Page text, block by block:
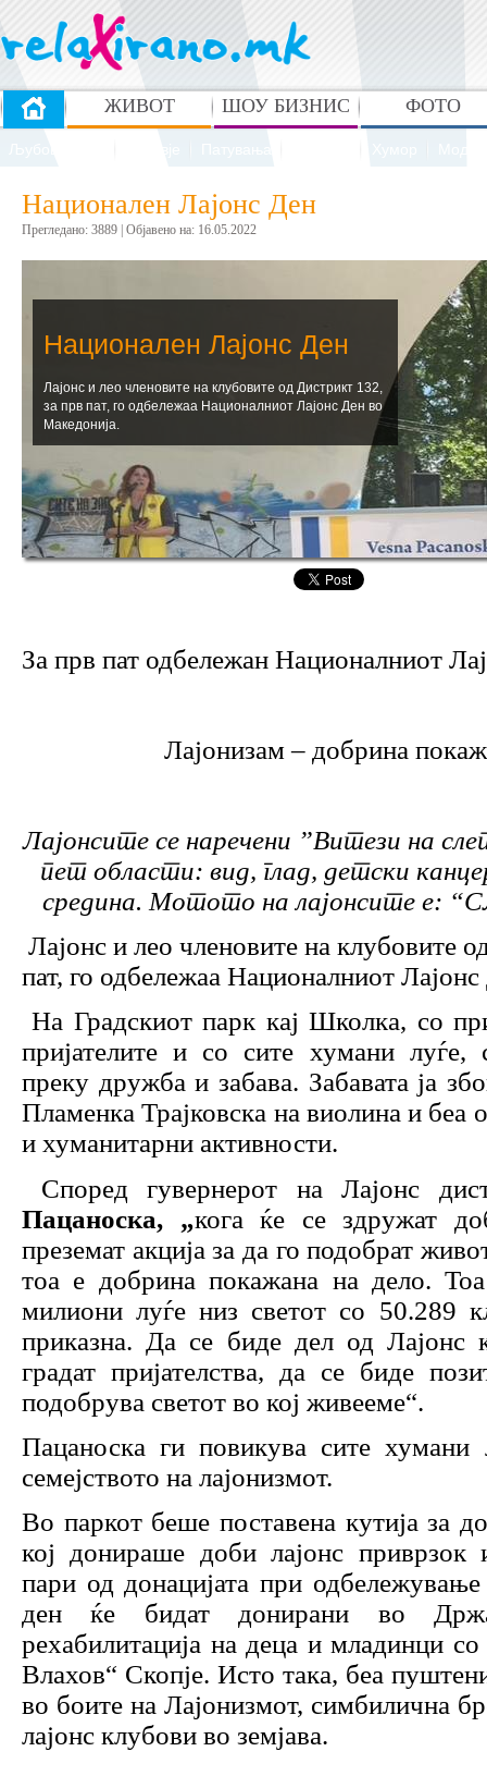
ЖИВОТ ШОУ БИЗНИС ФОТО
Национален Лајонс Ден
Прегледано: 3889 | Oбјавено на: 16.05.2022
Национален Лајонс Ден
Лајонс и лео членовите на клубовите од Дистрикт 132,
за прв пат, го одбележаа Националниот Лајонс Ден во
Македонија.
За прв пат одбележан Националниот
Лајонизам – добрина
Лајонсите се наречени ”Витези на
пет области: вид, глад, детски
средина. Мотото на лајонсите е:
Лајонс и лео членовите на клубовите
пат, го одбележаа Националниот
На Градскиот парк кај Школка, со
пријателите и со сите хумани луѓе,
преку дружба и забава. Забавата ја
Пламенка Трајковска на виолина и беа
и хуманитарни активности.
Според гувернерот на Лајонс
Пацаноска, „кога ќе се здружат
преземат акција за да го подобрат
тоа е добрина покажана на дело.
милиони луѓе низ светот со 50.289
приказна. Да се биде дел од Лајонс
градат пријателства, да се биде
подобрува светот во кој живееме“.
Пацаноска ги повикува сите хумани
семејството на лајонизмот.
Во паркот беше поставена кутија за
кој донираше доби лајонс
пари од донацијата при
ден ќе бидат донирани во
рехабилитација на деца и младинци
Влахов“ Скопје. Исто така, беа
во боите на Лајонизмот, симбилична
лајонс клубови во земјава.